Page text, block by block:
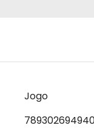
Jogo